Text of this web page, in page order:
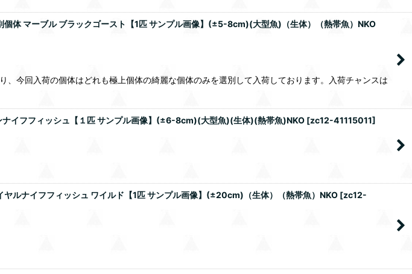
個体 マーブル ブラックゴースト【1匹 サンプル画像】(±5-8cm)(大型魚)（生体）（熱帯魚）NKO
今回入荷の個体はどれも極上個体の綺麗な個体のみを選別して入荷しております。入荷チャンスは
ナイフフィッシュ【１匹 サンプル画像】(±6-8cm)(大型魚)(生体)(熱帯魚)NKO [zc12-41115011]
ルナイフフィッシュ ワイルド【1匹 サンプル画像】(±20cm)（生体）（熱帯魚）NKO [zc12-